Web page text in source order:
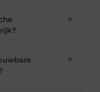
▼
▼